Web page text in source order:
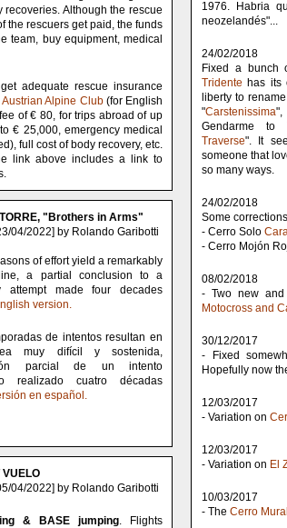
Although the rescue
the rescuers get paid, the funds
team, buy equipment, medical
adequate rescue insurance
Austrian Alpine Club(for English
of € 80, for trips abroad of up
€ 25,000, emergency medical
full cost of body recovery, etc.
link above includes a link to
"Brothers in Arms"
04/2022] by Rolando Garibotti
of effort yield a remarkably
a partial conclusion to a
attempt made four decades
version.
de intentos resultan en
muy difícil y sostenida,
parcial de un intento
realizado cuatro décadas
en español.
VUELO
04/2022] by Rolando Garibotti
& BASE jumping. Flights
1976. Habria
neozelandés"...
24/02/2018
Fixed a bunch
Tridente has its
liberty to
"Carstenissima",
Gendarme to
Traverse". It
someone that
so many ways.
24/02/2018
Some
- Cerro Solo
- Cerro Mojón
08/02/2018
- Two new
Motocross and
30/12/2017
- Fixed
Hopefully now
12/03/2017
- Variation on
12/03/2017
- Variation on El
10/03/2017
- The Cerro